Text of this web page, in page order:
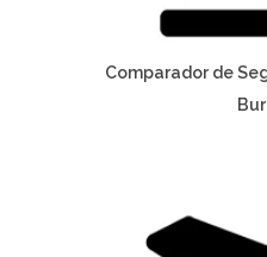
Comparador de